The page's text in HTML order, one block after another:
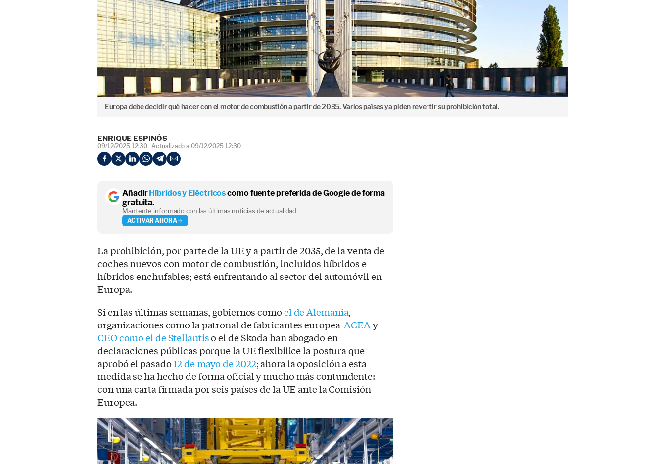
Europa debe decidir qué hacer con el motor de combustión a partir de 2035. Varios países ya piden revertir su prohibición total.
ENRIQUE ESPINÓS
09/12/2025 12:30 Actualizado a 09/12/2025 12:30
Añadir Híbridos y Eléctricoscomo fuente preferida de Google de forma
gratuita.
Mantente informado con las últimas noticias de actualidad.
ACTIVAR AHORA
La prohibición, por parte de la UE y a partir de 2035, de la venta de
coches nuevos con motor de combustión, incluidos híbridos e
híbridos enchufables; está enfrentando al sector del automóvil en
Europa.
Si en las últimas semanas, gobiernos comoel de Alemania,
organizaciones como la patronal de fabricantes europeaACEAy
CEO como el de Stellantiso el de Skoda han abogado en
declaraciones públicas porque la UE flexibilice la postura que
aprobó el pasado12 de mayo de 2022; ahora la oposición a esta
medida se ha hecho de forma oficial y mucho más contundente:
con una carta firmada por seis países de la UE ante la Comisión
Europea.